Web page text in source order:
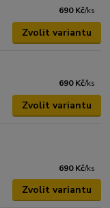
690 Kč/ks
Zvolit variantu
690 Kč/ks
Zvolit variantu
690 Kč/ks
Zvolit variantu